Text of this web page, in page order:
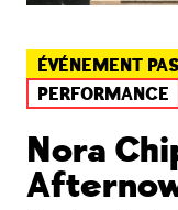
ÉVÉNEMENT
PERFORMANCE
Nora